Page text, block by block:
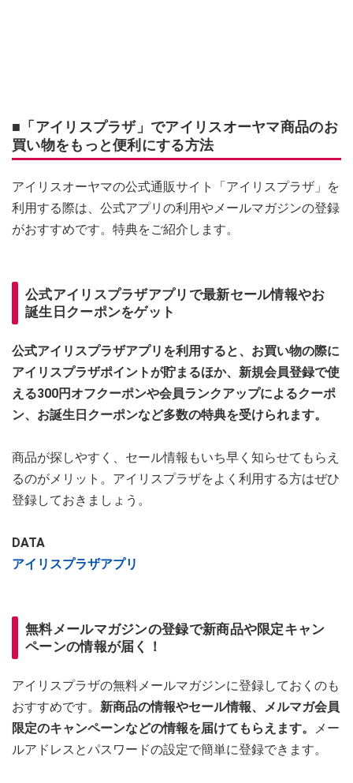
■「アイリスプラザ」でアイリスオーヤマ商品のお
買い物をもっと便利にする方法
アイリスオーヤマの公式通販サイト「アイリスプラザ」を
利用する際は、公式アプリの利用やメールマガジンの登録
がおすすめです。特典をご紹介します。
公式アイリスプラザアプリで最新セール情報やお
誕生日クーポンをゲット
公式アイリスプラザアプリを利用すると、お買い物の際に
アイリスプラザポイントが貯まるほか、新規会員登録で使
える300円オフクーポンや会員ランクアップによるクーポ
ン、お誕生日クーポンなど多数の特典を受けられます。
商品が探しやすく、セール情報もいち早く知らせてもらえ
るのがメリット。アイリスプラザをよく利用する方はぜひ
登録しておきましょう。
DATA
アイリスプラザアプリ
無料メールマガジンの登録で新商品や限定キャン
ペーンの情報が届く！
アイリスプラザの無料メールマガジンに登録しておくのも
おすすめです。 新商品の情報やセール情報、メルマガ会員
限定のキャンペーンなどの情報を届けてもらえます。
メー
ルアドレスとパスワードの設定で簡単に登録できます。